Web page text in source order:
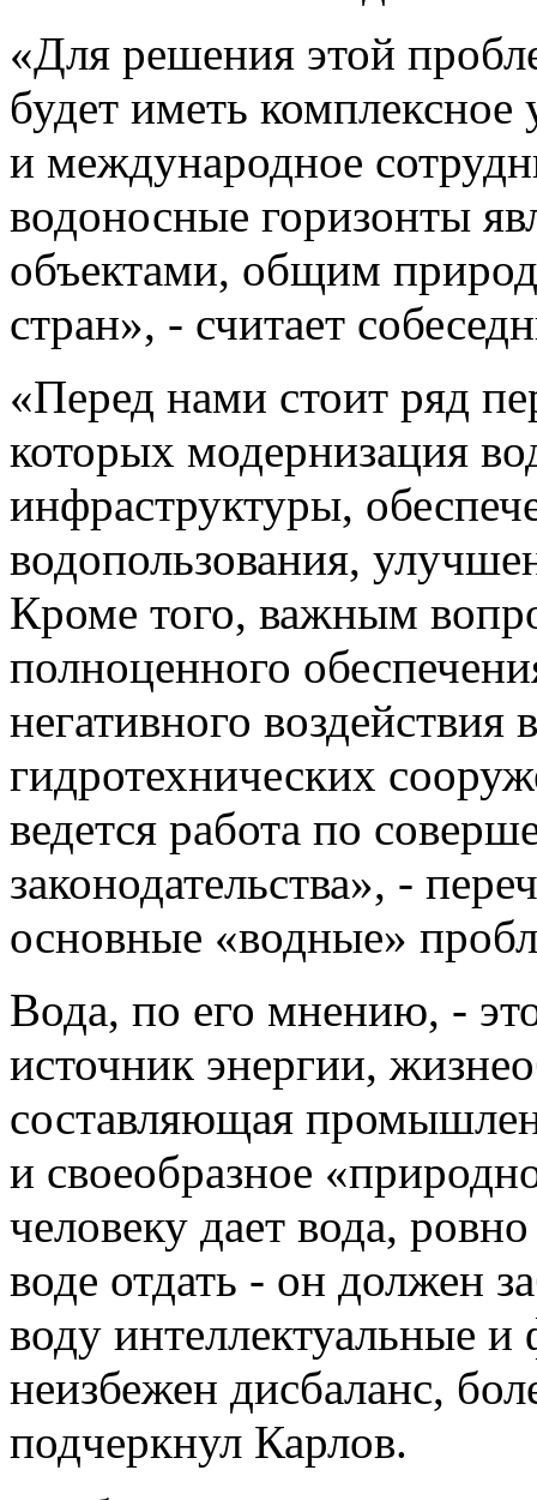
«Для решения этой
будет иметь
и международное
водоносные горизонты
объектами, общим
стран», - считает
«Перед нами стоит ряд
которых модернизация
инфраструктуры,
водопользования,
Кроме того, важным
полноценного
негативного
гидротехнических
ведется работа по
законодательства», -
основные «водные»
Вода, по его мнению, -
источник энергии,
составляющая
и своеобразное
человеку дает вода,
воде отдать - он должен
воду интеллектуальные
неизбежен дисбаланс,
подчеркнул Карлов.